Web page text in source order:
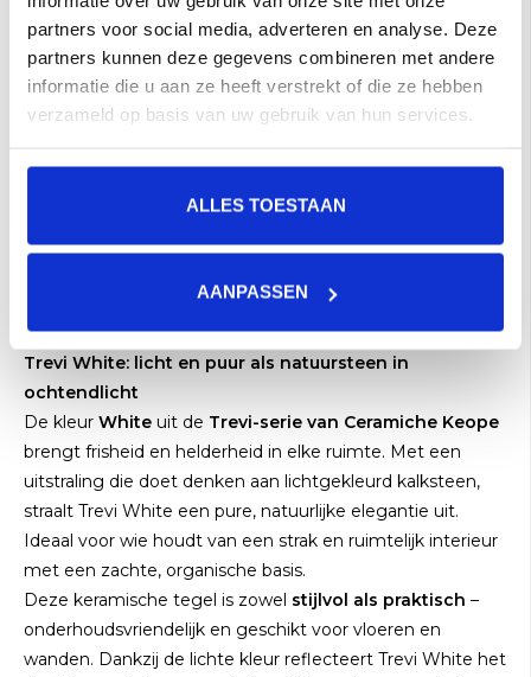
partners voor social media, adverteren en analyse. Deze
partners kunnen deze gegevens combineren met andere
informatie die u aan ze heeft verstrekt of die ze hebben
verzameld op basis van uw gebruik van hun services.
ALLES TOESTAAN
AANPASSEN
Keope Trevi White
Toevoegen aan winkelwagen
Keope Trevi White
Trevi White: licht en puur als natuursteen in
ochtendlicht
De kleur White uit de Trevi-serie van Ceramiche Keope
brengt frisheid en helderheid in elke ruimte. Met een
uitstraling die doet denken aan lichtgekleurd kalksteen,
straalt Trevi White een pure, natuurlijke elegantie uit.
Ideaal voor wie houdt van een strak en ruimtelijk interieur
met een zachte, organische basis.
Deze keramische tegel is zowel stijlvol als praktisch –
onderhoudsvriendelijk en geschikt voor vloeren en
wanden. Dankzij de lichte kleur reflecteert Trevi White het